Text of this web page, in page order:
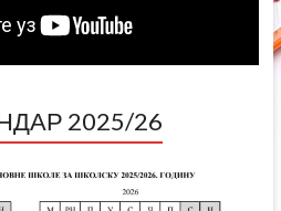
2025/26